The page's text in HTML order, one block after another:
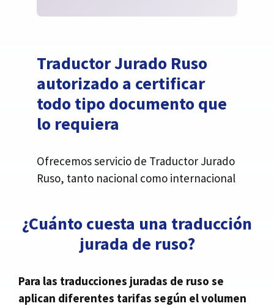
Traductor Jurado Ruso
autorizado a certificar
todo tipo documento que
lo requiera
Ofrecemos servicio de Traductor Jurado
Ruso, tanto nacional como internacional
¿Cuánto cuesta una traducción
jurada de ruso?
Para las traducciones juradas de ruso se
aplican diferentes tarifas según el volumen